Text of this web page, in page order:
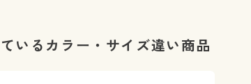
いるカラー・サイズ違い商品